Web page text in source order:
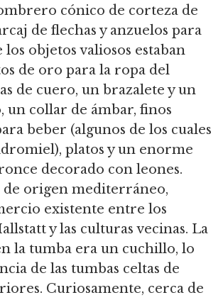
cónico de corteza de
de flechas y anzuelos para
los objetos valiosos estaban
de oro para la ropa del
de cuero, un brazalete y un
un collar de ámbar, finos
beber (algunos de los cuales
platos y un enorme
decorado con leones.
de origen mediterráneo,
existente entre los
y las culturas vecinas. La
la tumba era un cuchillo, lo
de las tumbas celtas de
Curiosamente, cerca de